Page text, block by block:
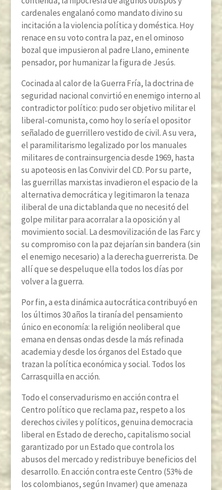
cardenales engalanó como mandato divino su
incitación a la violencia política y doméstica. Hoy
renace en su voto contra la paz, en el ominoso
bozal que impusieron al padre Llano, eminente
pensador, por humanizar la figura de Jesús.
Cocinada al calor de la Guerra Fría, la doctrina de
seguridad nacional convirtió en enemigo interno al
contradictor político: pudo ser objetivo militar el
liberal-comunista, como hoy lo sería el opositor
señalado de guerrillero vestido de civil. A su vera,
el paramilitarismo legalizado por los manuales
militares de contrainsurgencia desde 1969, hasta
su apoteosis en las Convivir del CD. Por su parte,
las guerrillas marxistas invadieron el espacio de la
alternativa democrática y legitimaron la tenaza
iliberal de una dictablanda que no necesitó del
golpe militar para acorralar a la oposición y al
movimiento social. La desmovilización de las Farc y
su compromiso con la paz dejarían sin bandera (sin
el enemigo necesario) a la derecha guerrerista. De
allí que se despeluque ella todos los días por
volver a la guerra.
Por fin, a esta dinámica autocrática contribuyó en
los últimos 30 años la tiranía del pensamiento
único en economía: la religión neoliberal que
emana en densas ondas desde la más refinada
academia y desde los órganos del Estado que
trazan la política económica y social. Todos los
Carrasquilla en acción.
Todo el conservadurismo en acción contra el
Centro político que reclama paz, respeto a los
derechos civiles y políticos, genuina democracia
liberal en Estado de derecho, capitalismo social
garantizado por un Estado que controla los
abusos del mercado y redistribuye beneficios del
desarrollo. En acción contra este Centro (53% de
los colombianos, según Invamer) que amenaza